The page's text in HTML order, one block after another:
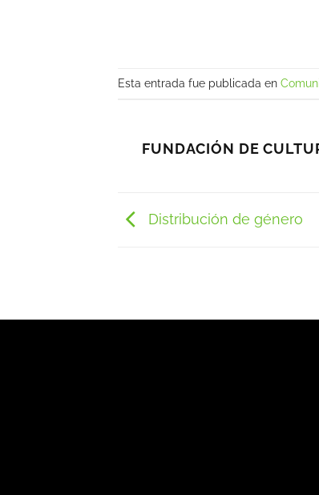
Esta entrada fue publicada en
FUNDACIÓN DE
Distribución de género